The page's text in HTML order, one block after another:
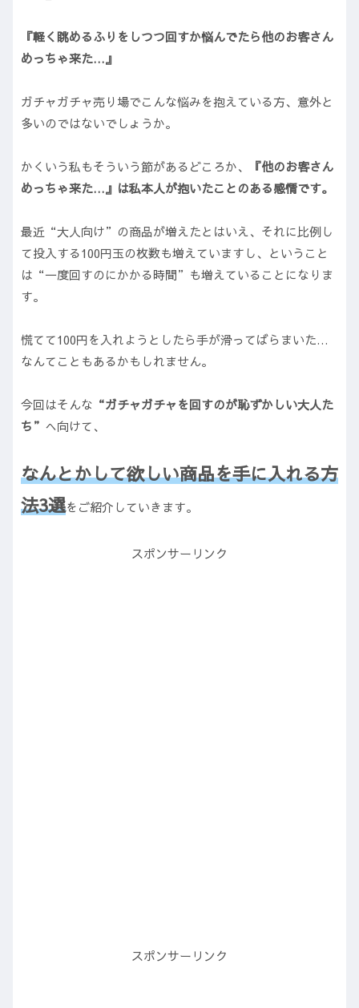
『軽く眺めるふりをしつつ回すか悩んでたら他のお客さん
めっちゃ来た…』
ガチャガチャ売り場でこんな悩みを抱えている方、意外と
多いのではないでしょうか。
かくいう私もそういう節があるどころか、
『他のお客さん
めっちゃ来た…』は私本人が抱いたことのある感情です。
最近“大人向け”の商品が増えたとはいえ、それに比例し
て投入する100円玉の枚数も増えていますし、ということ
は“一度回すのにかかる時間”も増えていることになりま
す。
慌てて100円を入れようとしたら手が滑ってばらまいた…
なんてこともあるかもしれません。
今回はそんな “ガチャガチャを回すのが恥ずかしい大人た
ち” へ向けて、
なんとかして欲しい商品を手に入れる方
法3選をご紹介していきます。
スポンサーリンク
スポンサーリンク